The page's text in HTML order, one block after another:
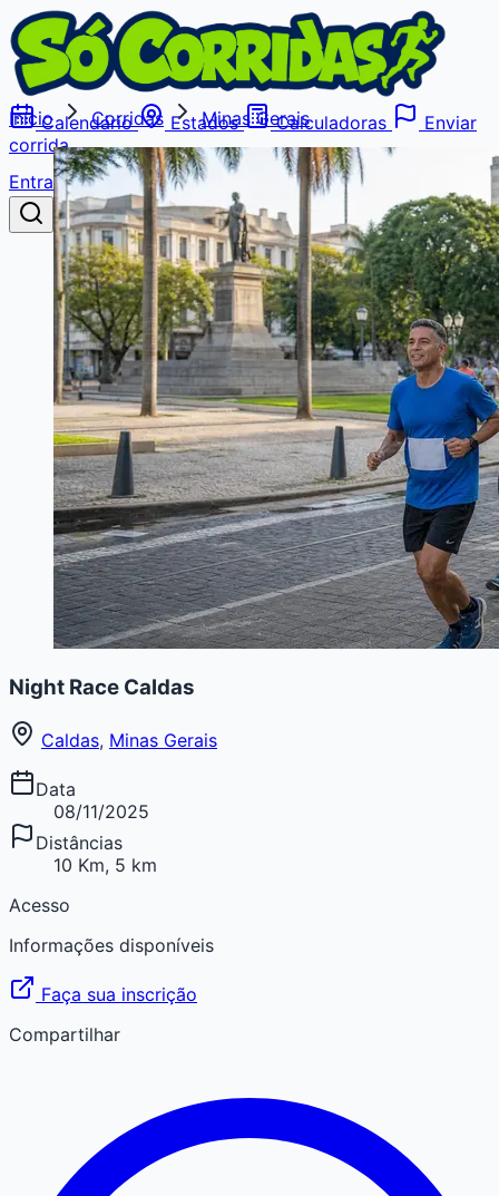
Calendário Estados Calculadoras
Enviar
corrida
Entrar
Buscar
Início Corridas Minas Gerais
Night Race Caldas
Caldas, Minas Gerais
Data
08/11/2025
Distâncias
10 Km, 5 km
Acesso
Informações disponíveis
Faça sua inscrição
Compartilhar